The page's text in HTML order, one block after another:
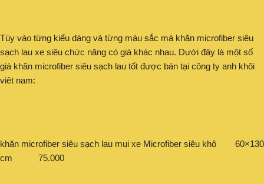
Tùy vào từng kiểu dáng và từng màu sắc mà khăn microfiber siêu
sạch lau xe siêu chức năng có giá khác nhau. Dưới đây là một số
giá khăn microfiber siêu sạch lau tốt được bán tại công ty anh khôi
viêt nam:
khăn microfiber siêu sạch lau mui xe Microfiber siêu khô 60×130
cm 75.000